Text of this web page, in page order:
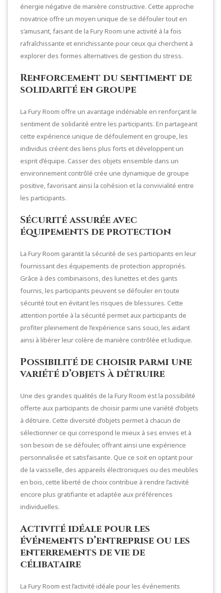
énergie négative de manière constructive. Cette approche
novatrice offre un moyen unique de se défouler tout en
s’amusant, faisant de la Fury Room une activité à la fois
rafraîchissante et enrichissante pour ceux qui cherchent à
explorer des formes alternatives de gestion du stress.
Renforcement du sentiment de
solidarité en groupe
La Fury Room offre un avantage indéniable en renforçant le
sentiment de solidarité entre les participants. En partageant
cette expérience unique de défoulement en groupe, les
individus créent des liens plus forts et développent un
esprit d’équipe. Casser des objets ensemble dans un
environnement contrôlé crée une dynamique de groupe
positive, favorisant ainsi la cohésion et la convivialité entre
les participants.
Sécurité assurée avec
équipements de protection
La Fury Room garantit la sécurité de ses participants en leur
fournissant des équipements de protection appropriés.
Grâce à des combinaisons, des lunettes et des gants
fournis, les participants peuvent se défouler en toute
sécurité tout en évitant les risques de blessures. Cette
attention portée à la sécurité permet aux participants de
profiter pleinement de l’expérience sans souci, les aidant
ainsi à libérer leur colère de manière contrôlée et ludique.
Possibilité de choisir parmi une
variété d’objets à détruire
Une des grandes qualités de la Fury Room est la possibilité
offerte aux participants de choisir parmi une variété d’objets
à détruire. Cette diversité d’objets permet à chacun de
sélectionner ce qui correspond le mieux à ses envies et à
son besoin de se défouler, offrant ainsi une expérience
personnalisée et satisfaisante. Que ce soit en optant pour
de la vaisselle, des appareils électroniques ou des meubles
en bois, cette liberté de choix contribue à rendre l’activité
encore plus gratifiante et adaptée aux préférences
individuelles.
Activité idéale pour les
événements d’entreprise ou les
enterrements de vie de
célibataire
La Fury Room est l’activité idéale pour les événements